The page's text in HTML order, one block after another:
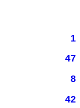
1
47
8
42